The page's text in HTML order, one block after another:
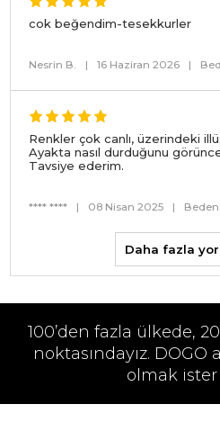
cok beğendim-tesekkurler
Nesrin B. | 16 Haziran 2026 |
Renkler çok canlı, üzerindeki
Ayakta nasıl durduğunu
Tavsiye ederim.
**** **** | 08 Nisan 2025 |
Daha fazla
100’den fazla ülkede,
noktasındayız. DOGO
olmak